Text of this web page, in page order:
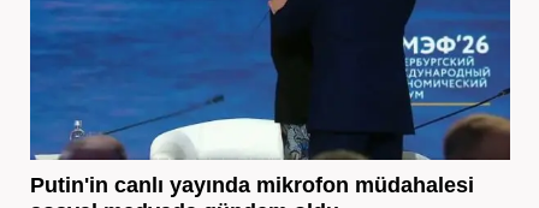
Putin'in canlı yayında mikrofon müdahalesi